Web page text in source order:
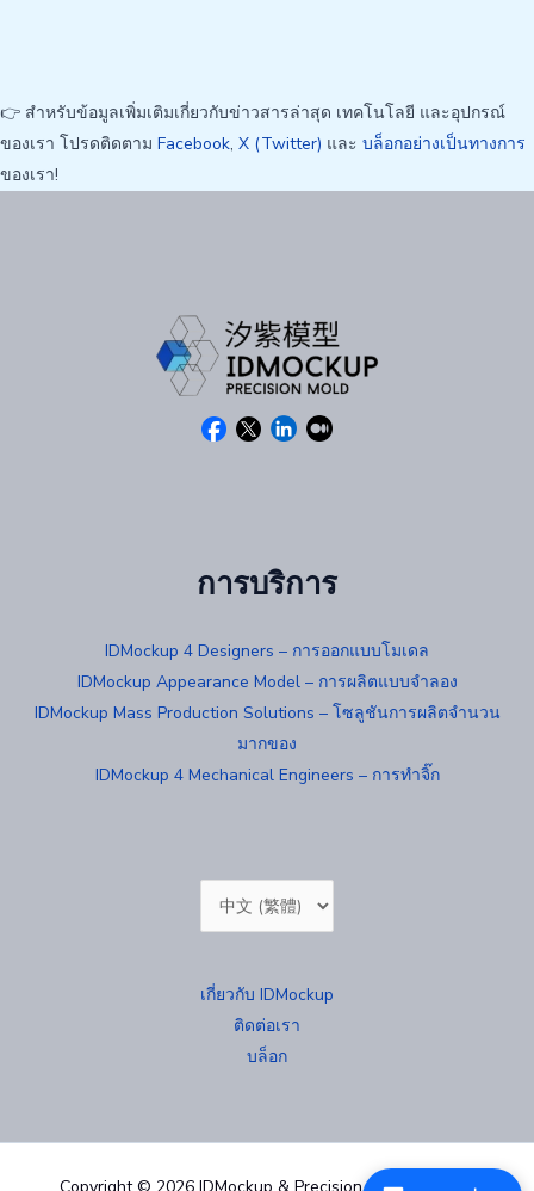
👉 สำหรับข้อมูลเพิ่มเติมเกี่ยวกับข่าวสารล่าสุด เทคโนโลยี และอุปกรณ์
ของเรา โปรดติดตาม Facebook, X (Twitter) และ บล็อกอย่างเป็นทางการ
ของเรา!
การบริการ
IDMockup 4 Designers – การออกแบบโมเดล
IDMockup Appearance Model – การผลิตแบบจำลอง
IDMockup Mass Production Solutions – โซลูชันการผลิตจำนวน
มากของ
IDMockup 4 Mechanical Engineers – การทำจิ๊ก
Choose
a
เกี่ยวกับ IDMockup
ติดต่อเรา
บล็อก
Copyright © 2026 IDMockup & Precision Mold 汐紫模型